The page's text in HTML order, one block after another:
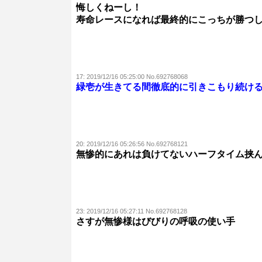
悔しくねーし！
寿命レースになれば最終的にこっちが勝つし
17: 2019/12/16 05:25:00 No.692768068
緑壱が生きてる間徹底的に引きこもり続け
20: 2019/12/16 05:26:56 No.692768121
無惨的にあれは負けてないハーフタイム挟
23: 2019/12/16 05:27:11 No.692768128
さすが無惨様はびびりの呼吸の使い手